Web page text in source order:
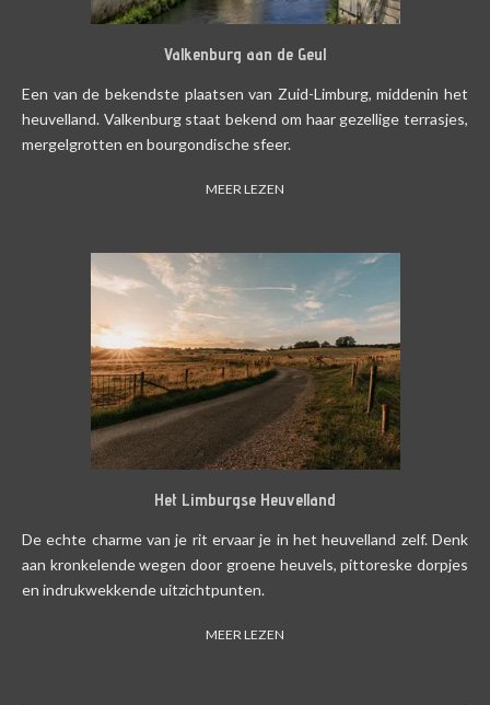
Valkenburg aan de Geul
Een van de bekendste plaatsen van Zuid-Limburg, middenin het
heuvelland. Valkenburg staat bekend om haar gezellige terrasjes,
mergelgrotten en bourgondische sfeer.
MEER LEZEN
Het Limburgse Heuvelland
De echte charme van je rit ervaar je in het heuvelland zelf. Denk
aan kronkelende wegen door groene heuvels, pittoreske dorpjes
en indrukwekkende uitzichtpunten.
MEER LEZEN